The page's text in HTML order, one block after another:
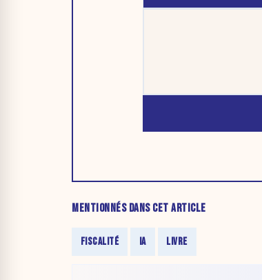
MENTIONNÉS DANS CET ARTICLE
FISCALITÉ IA LIVRE